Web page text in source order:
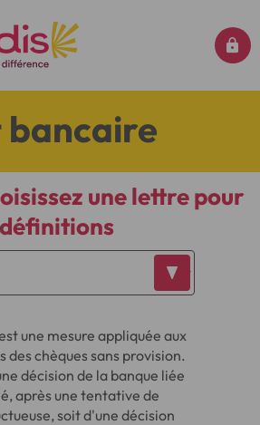
une lettre pour
une mesure appliquée aux
des chèques sans provision.
décision de la banque liée
après une tentative de
soit d'une décision